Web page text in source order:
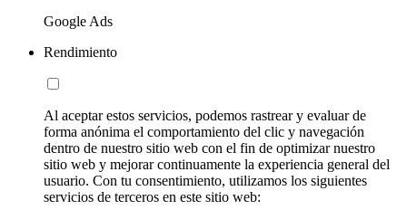
Google Ads
Rendimiento
Al aceptar estos servicios, podemos rastrear y evaluar de
forma anónima el comportamiento del clic y navegación
dentro de nuestro sitio web con el fin de optimizar nuestro
sitio web y mejorar continuamente la experiencia general del
usuario. Con tu consentimiento, utilizamos los siguientes
servicios de terceros en este sitio web: